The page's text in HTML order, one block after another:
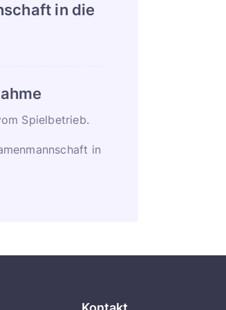
in die
Spielbetrieb.
in